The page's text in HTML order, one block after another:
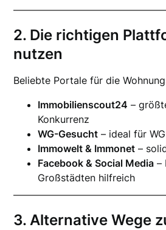
2. Die richtigen
nutzen
Beliebte Portale für die
Immobilienscout24 –
Konkurrenz
WG-Gesucht – ideal für
Immowelt & Immonet –
Facebook & Social Media –
Großstädten hilfreich
3. Alternative Wege